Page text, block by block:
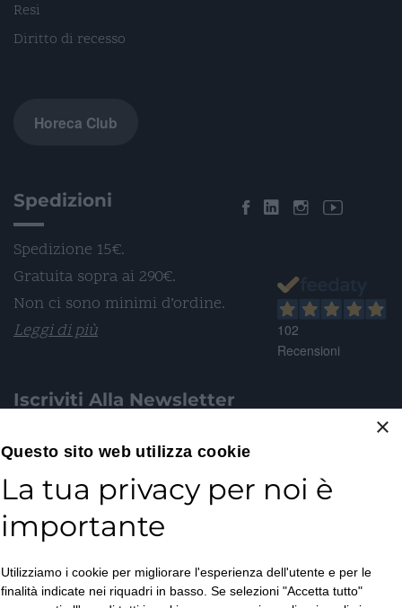
Resi
Diritto di recesso
Horeca Club
Spedizioni
Spedizione 15€.
Gratuita sopra ai 290€.
Non ci sono minimi d’ordine.
Leggi di più
Iscriviti Alla Newsletter
Email*
Privacy Policy*
102
Recensioni
×
Questo sito web utilizza cookie
La tua privacy per noi è
importante
Utilizziamo i cookie per migliorare l'esperienza dell'utente e per le
finalità indicate nei riquadri in basso. Se selezioni "Accetta tutto"